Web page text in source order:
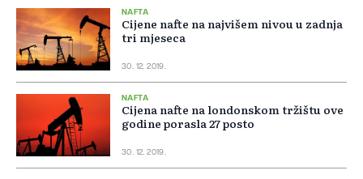
NAFTA
Cijene nafte na najvišem nivou u zadnja
tri mjeseca
30. 12. 2019.
NAFTA
Cijena nafte na londonskom tržištu ove
godine porasla 27 posto
30. 12. 2019.